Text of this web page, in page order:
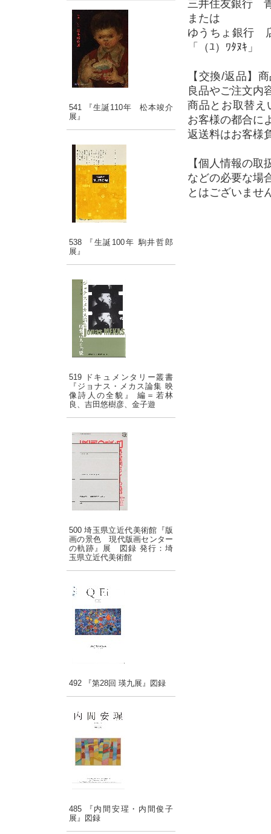
541 『生誕110年 松本竣介
展』
538 『生誕100年 駒井哲郎
展』
519 ドキュメンタリー叢書
『ジョナス・メカス論集 映
像詩人の全貌』 編＝若林
良、吉田悠樹彦、金子遊
500 埼玉県立近代美術館『版
画の景色 現代版画センター
の軌跡』展 図録 発行：埼
玉県立近代美術館
492 『第28回 瑛九展』図録
485 『内間安瑆・内間俊子
展』図録
三井住友銀行
または
ゆうちょ銀行
「（ﾕ）ﾜﾀﾇｷ」
【交換/返品】
良品やご注文内
商品とお取替え
お客様の都合に
返送料はお客様
【個人情報の
などの必要な場
とはございませ